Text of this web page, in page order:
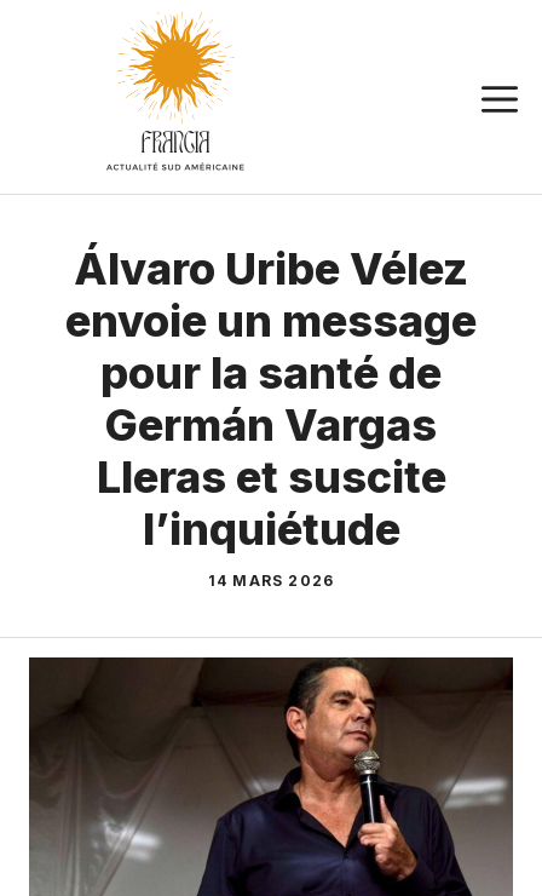
Álvaro Uribe Vélez
envoie un message
pour la santé de
Germán Vargas
Lleras et suscite
l’inquiétude
14 MARS 2026